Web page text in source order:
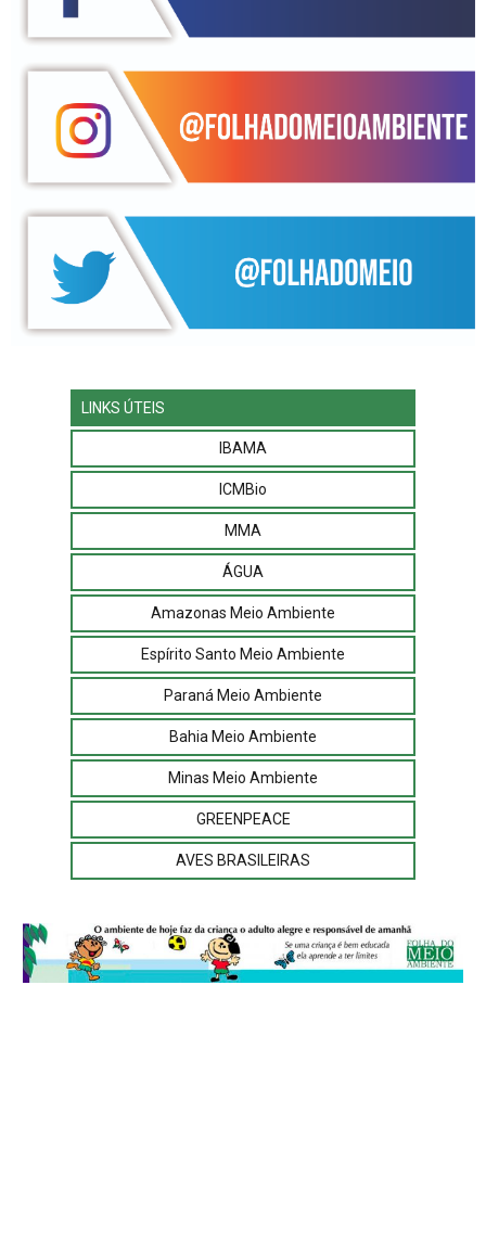
LINKS ÚTEIS
IBAMA
ICMBio
MMA
ÁGUA
Amazonas Meio Ambiente
Espírito Santo Meio Ambiente
Paraná Meio Ambiente
Bahia Meio Ambiente
Minas Meio Ambiente
GREENPEACE
AVES BRASILEIRAS